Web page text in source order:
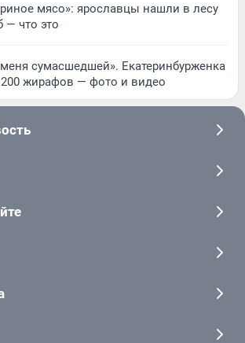
мясо»: ярославцы нашли в лесу
— что это
меня сумасшедшей». Екатеринбурженка
жирафов — фото и видео